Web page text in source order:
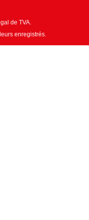
de TVA.
enregistrés.